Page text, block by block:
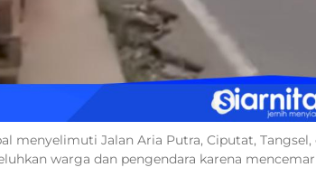
menyelimuti Jalan Aria Putra, Ciputat,
warga dan pengendara karena